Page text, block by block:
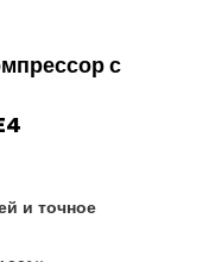
с
и точное